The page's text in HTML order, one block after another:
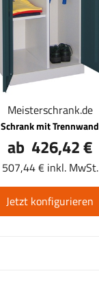
Meisterschrank.de
Schrank mit Trennwand
ab 426,42 €
507,44 € inkl. MwSt.
Jetzt konfigurieren